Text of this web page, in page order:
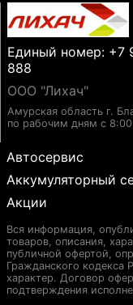
Единый номер: +7
888
ООО "Лихач"
Амурская область г.
по рабочим дням с
Автосервис
Аккумуляторный
Акции
Вся информация,
товаров, описания,
публичной офертой,
Гражданского кодекса
характер. Договор
подтверждения